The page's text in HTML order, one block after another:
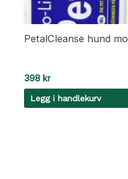
PetalCleanse hund
398 kr
Legg i handlekurv